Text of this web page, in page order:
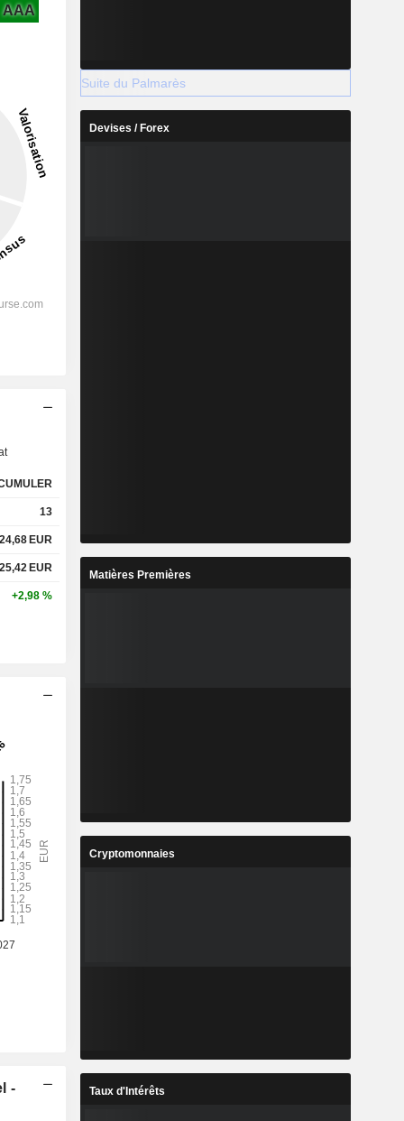
AAA
13
24,68 EUR
25,42 EUR
+2,98 %
-
Suite du Palmarès
Devises / Forex
Matières Premières
Cryptomonnaies
Taux d'Intérêts